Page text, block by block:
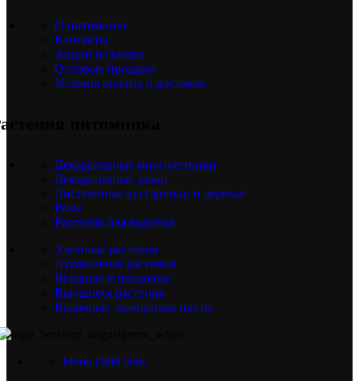
О питомнике
Контакты
Акции и скидки
Оптовые продажи
Условия оплаты и доставки
питомника
Декоративные многолетники
Декоративные злаки
Лиственные кустарники и деревья
Розы
Растения для водоема
Хвойные растения
Луковичные растения
Ягодные и плодовые
Вьющиеся растения
Кадочные, комнатные цветы
Menu child item